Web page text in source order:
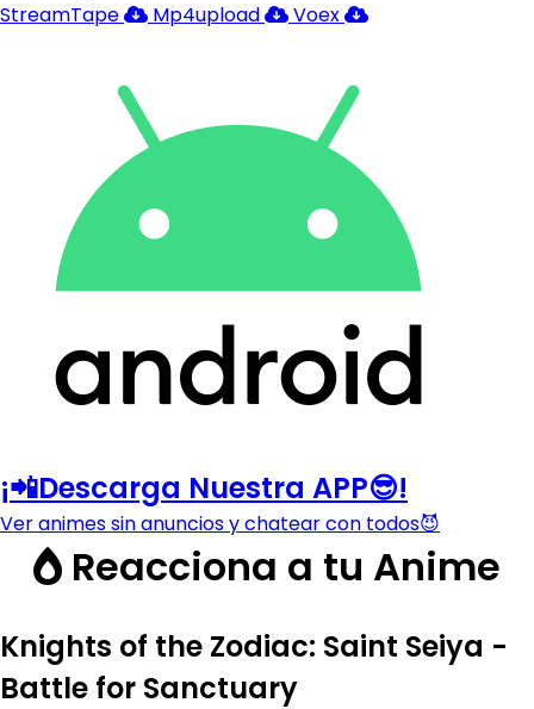
StreamTape Mp4upload Voex
¡📲Descarga Nuestra APP😎!
Ver animes sin anuncios y chatear con todos😈
Reacciona a tu Anime
Knights of the Zodiac: Saint Seiya -
Battle for Sanctuary